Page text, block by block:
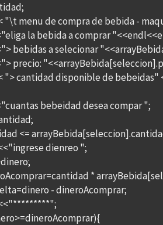
"\t menu de compra de bebida -
la bebida a comprar
bebidas a selecionar
precio:
"> cantidad disponible de
bebeidad desea compar ";
<=
dienreo ";
*
- dineroAcomprar;